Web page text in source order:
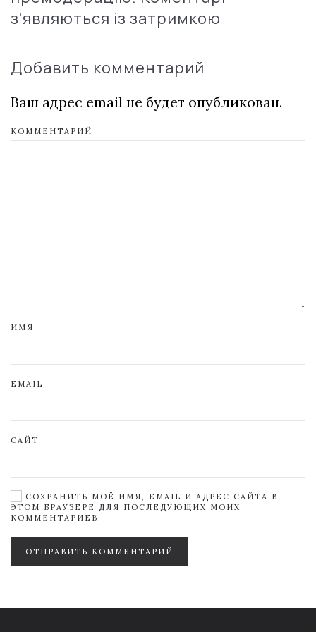
з'являються із затримкою
Добавить комментарий
Ваш адрес email не будет опубликован.
КОММЕНТАРИЙ
ИМЯ
EMAIL
САЙТ
СОХРАНИТЬ МОЁ ИМЯ, EMAIL И АДРЕС САЙТА В
ЭТОМ БРАУЗЕРЕ ДЛЯ ПОСЛЕДУЮЩИХ МОИХ
КОММЕНТАРИЕВ.
ОТПРАВИТЬ КОММЕНТАРИЙ